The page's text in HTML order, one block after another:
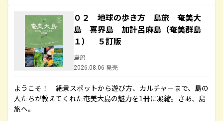
０２ 地球の歩き方 島旅 奄美大
島 喜界島 加計呂麻島（奄美群島
１） ５訂版
島旅
2026.08.06 発売
ようこそ！ 絶景スポットから遊び方、カルチャーまで、島の
人たちが教えてくれた奄美大島の魅力を1冊に凝縮。さあ、島
旅へ。